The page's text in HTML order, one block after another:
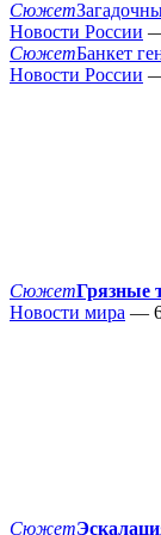
Сюжет
Новости России
СюжетБанкет
Новости России —
СюжетГрязные
Новости мира — 6
Сюжет